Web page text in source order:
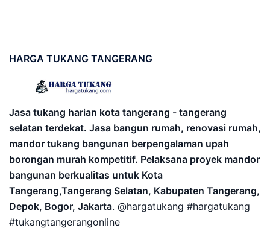
HARGA TUKANG TANGERANG
Jasa tukang harian kota tangerang - tangerang
selatan terdekat. Jasa bangun rumah, renovasi rumah,
mandor tukang bangunan berpengalaman upah
borongan murah kompetitif. Pelaksana proyek mandor
bangunan berkualitas untuk Kota
Tangerang,Tangerang Selatan, Kabupaten Tangerang,
Depok, Bogor, Jakarta. @hargatukang #hargatukang
#tukangtangerangonline